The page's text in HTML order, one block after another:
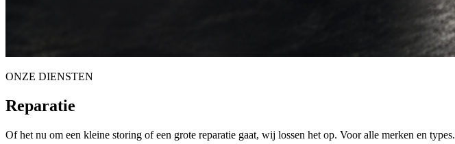
ONZE DIENSTEN
Reparatie
Of het nu om een kleine storing of een grote reparatie gaat, wij lossen het op. Voor alle merken en types.